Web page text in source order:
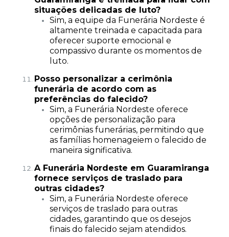
situações delicadas de luto?
Sim, a equipe da Funerária Nordeste é
altamente treinada e capacitada para
oferecer suporte emocional e
compassivo durante os momentos de
luto.
Posso personalizar a cerimônia
funerária de acordo com as
preferências do falecido?
Sim, a Funerária Nordeste oferece
opções de personalização para
cerimônias funerárias, permitindo que
as famílias homenageiem o falecido de
maneira significativa.
A Funerária Nordeste em Guaramiranga
fornece serviços de traslado para
outras cidades?
Sim, a Funerária Nordeste oferece
serviços de traslado para outras
cidades, garantindo que os desejos
finais do falecido sejam atendidos.